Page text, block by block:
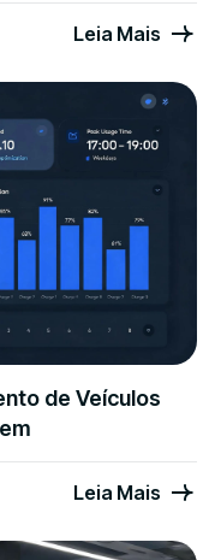
Leia Mais
de Veículos
Leia Mais